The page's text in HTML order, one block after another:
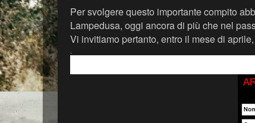
Per svolgere questo importante compito
Lampedusa, oggi ancora di più che nel
Vi invitiamo pertanto, entro il mese di
.